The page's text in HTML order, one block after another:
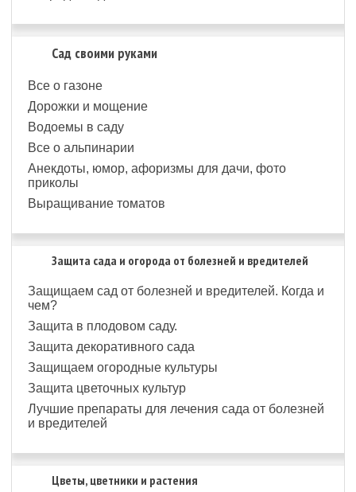
Сад своими руками
Все о газоне
Дорожки и мощение
Водоемы в саду
Все о альпинарии
Анекдоты, юмор, афоризмы для дачи, фото
приколы
Выращивание томатов
Защита сада и огорода от болезней и вредителей
Защищаем сад от болезней и вредителей. Когда и
чем?
Защита в плодовом саду.
Защита декоративного сада
Защищаем огородные культуры
Защита цветочных культур
Лучшие препараты для лечения сада от болезней
и вредителей
Цветы, цветники и растения